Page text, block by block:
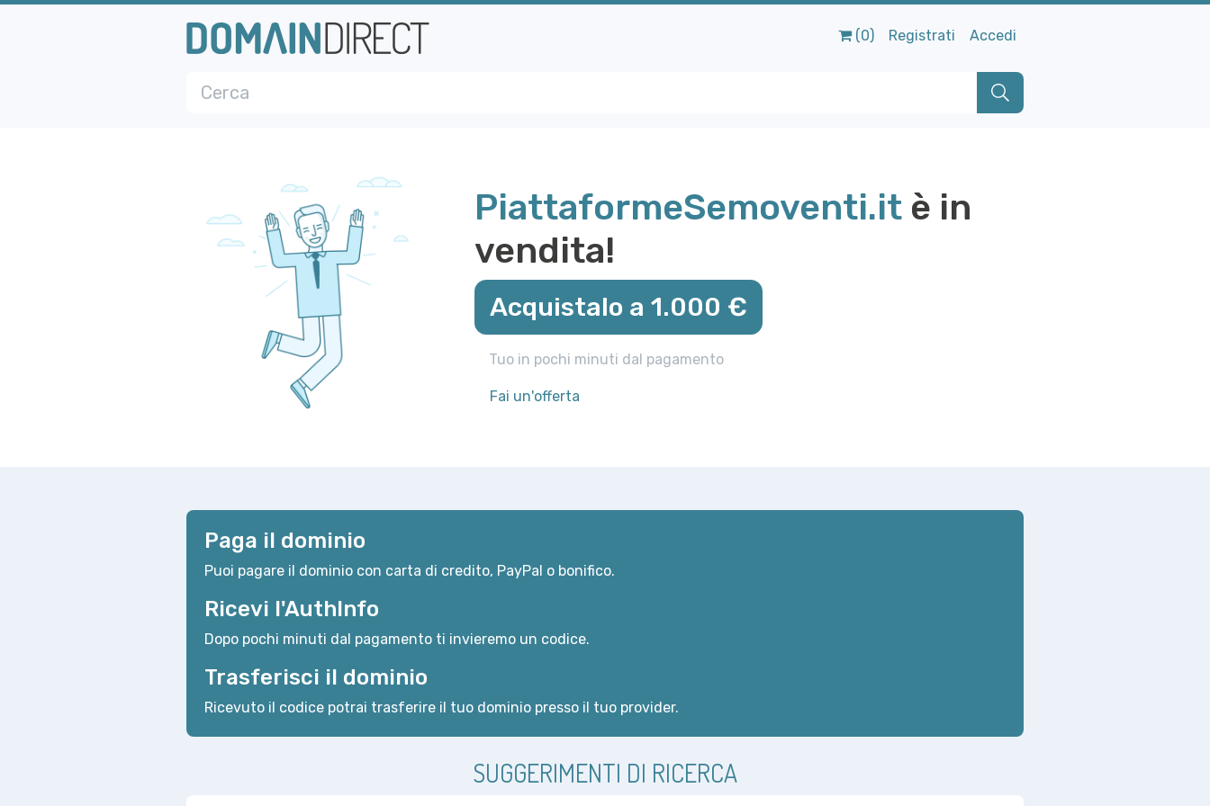
(0) Registrati Accedi
PiattaformeSemoventi.itè in
vendita!
Acquistalo a 1.000 €
Tuo in pochi minuti dal pagamento
Fai un'offerta
Paga il dominio
Puoi pagare il dominio con carta di credito, PayPal o bonifico.
Ricevi l'AuthInfo
Dopo pochi minuti dal pagamento ti invieremo un codice.
Trasferisci il dominio
Ricevuto il codice potrai trasferire il tuo dominio presso il tuo provider.
SUGGERIMENTI DI RICERCA